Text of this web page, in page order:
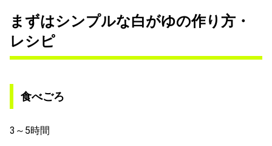
まずはシンプルな白がゆの作り方・
レシピ
食べごろ
3～5時間